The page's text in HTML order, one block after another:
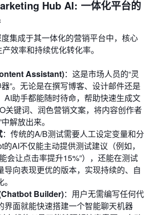
Hub AI: 一体化平台的
集成于其一体化的营销平台中，核心
效率和持续优化转化率。
Assistant)：这是市场人员的“灵
器”。无论是在撰写博客、设计邮件还是
AI助手都能随时待命，帮助快速生成文
关键词、润色营销文案，将内容创作者
解放出来。
：传统的A/B测试需要人工设定变量和分
AI不仅能主动提供测试建议（例如，
会让点击率提升15%”），还能在测试
导向表现更优的版本，实现持续的、自
Builder)：用户无需编写任何代
界面就能快速搭建一个智能聊天机器